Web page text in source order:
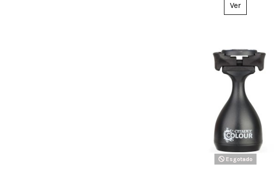
Ver
Esgotado